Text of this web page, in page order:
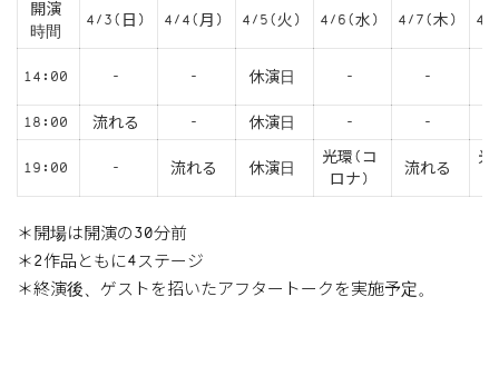
開演
時間
4/3(日) 4/4(月) 4/5(火) 4/6(水) 4/7(木) 4/
14:00 - - 休演日 - -
18:00 流れる - 休演日 - -
19:00 - 流れる 休演日
光環(コ
ロナ)
流れる
光
＊開場は開演の30分前
＊2作品ともに4ステージ
＊終演後、ゲストを招いたアフタートークを実施予定。